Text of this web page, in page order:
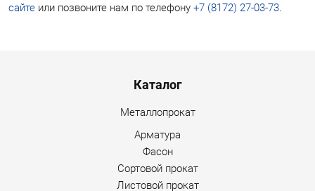
сайте или позвоните нам по телефону +7 (8172) 27-03-73
Каталог
Металлопрокат
Арматура
Фасон
Сортовой прокат
Листовой прокат